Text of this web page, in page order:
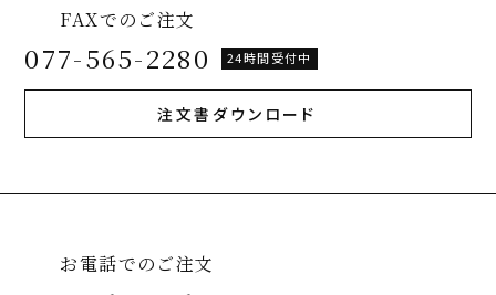
FAXでのご注文
077-565-2280 24時間受付中
注文書ダウンロード
お電話でのご注文